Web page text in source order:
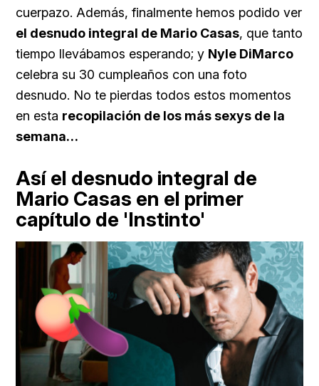
cuerpazo. Además, finalmente hemos podido ver
el desnudo integral de Mario Casas, que tanto
tiempo llevábamos esperando; y Nyle DiMarco
celebra su 30 cumpleaños con una foto
desnudo. No te pierdas todos estos momentos
en esta recopilación de los más sexys de la
semana…
Así el desnudo integral de
Mario Casas en el primer
capítulo de 'Instinto'